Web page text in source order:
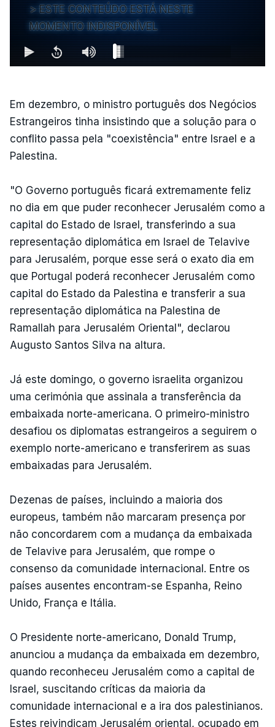
ESTE CONTEÚDO ESTÁ NESTE
MOMENTO INDISPONÍVEL
Em dezembro, o ministro português dos Negócios
Estrangeiros tinha insistindo que a solução para o
conflito passa pela "coexistência" entre Israel e a
Palestina.
"O Governo português ficará extremamente feliz
no dia em que puder reconhecer Jerusalém como a
capital do Estado de Israel, transferindo a sua
representação diplomática em Israel de Telavive
para Jerusalém, porque esse será o exato dia em
que Portugal poderá reconhecer Jerusalém como
capital do Estado da Palestina e transferir a sua
representação diplomática na Palestina de
Ramallah para Jerusalém Oriental", declarou
Augusto Santos Silva na altura.
Já este domingo, o governo israelita organizou
uma cerimónia que assinala a transferência da
embaixada norte-americana. O primeiro-ministro
desafiou os diplomatas estrangeiros a seguirem o
exemplo norte-americano e transferirem as suas
embaixadas para Jerusalém.
Dezenas de países, incluindo a maioria dos
europeus, também não marcaram presença por
não concordarem com a mudança da embaixada
de Telavive para Jerusalém, que rompe o
consenso da comunidade internacional. Entre os
países ausentes encontram-se Espanha, Reino
Unido, França e Itália.
O Presidente norte-americano, Donald Trump,
anunciou a mudança da embaixada em dezembro,
quando reconheceu Jerusalém como a capital de
Israel, suscitando críticas da maioria da
comunidade internacional e a ira dos palestinianos.
Estes reivindicam Jerusalém oriental, ocupado em